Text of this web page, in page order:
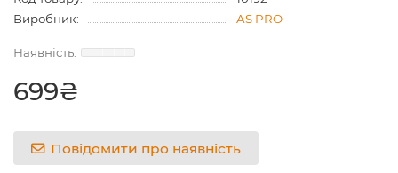
Виробник:
AS PRO
699₴
Повідомити про наявність